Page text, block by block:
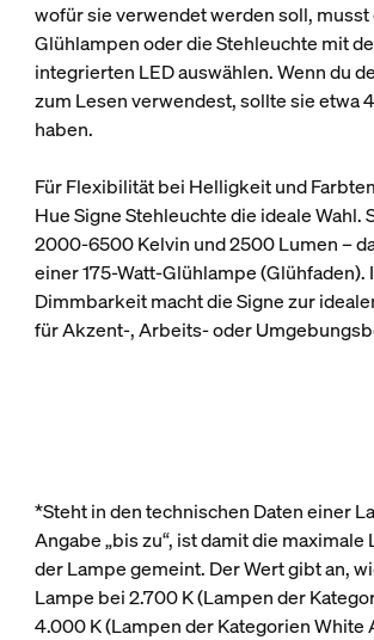
wofür sie verwendet werden soll, musst
Glühlampen oder die Stehleuchte mit
integrierten LED auswählen. Wenn du
zum Lesen verwendest, sollte sie etwa
haben.
Für Flexibilität bei Helligkeit und
Hue Signe Stehleuchte die ideale Wahl.
2000-6500 Kelvin und 2500 Lumen –
einer 175-Watt-Glühlampe (Glühfaden).
Dimmbarkeit macht die Signe zur
für Akzent-, Arbeits- oder
*Steht in den technischen Daten einer
Angabe „bis zu“, ist damit die
der Lampe gemeint. Der Wert gibt an,
Lampe bei 2.700 K (Lampen der
4.000 K (Lampen der Kategorien White